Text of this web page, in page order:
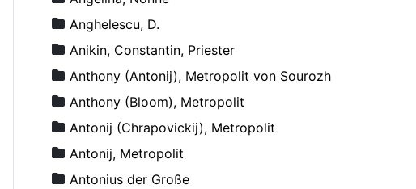
Anghelescu, D.
Anikin, Constantin, Priester
Anthony (Antonij), Metropolit von Sourozh
Anthony (Bloom), Metropolit
Antonij (Chrapovickij), Metropolit
Antonij, Metropolit
Antonius der Große